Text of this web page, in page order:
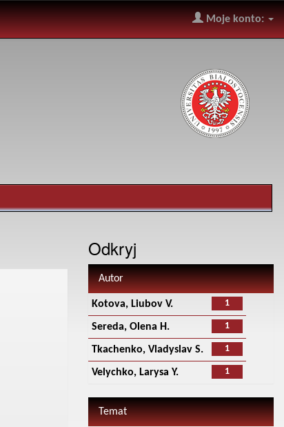
Moje konto:
Odkryj
Autor
1
Kotova, Liubov V.
1
Sereda, Olena H.
1
Tkachenko, Vladyslav S.
1
Velychko, Larysa Y.
Temat